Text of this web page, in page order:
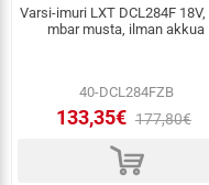
Varsi-imuri LXT DCL284F 18V,
mbar musta, ilman akkua
40-DCL284FZB
133,35€ 177,80€
d